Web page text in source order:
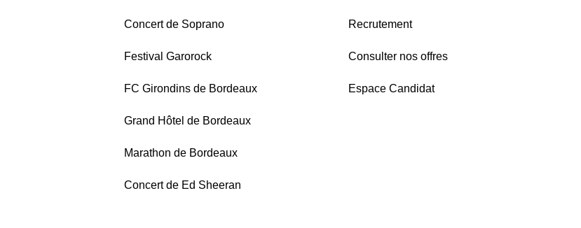
Concert de Soprano
Festival Garorock
FC Girondins de Bordeaux
Grand Hôtel de Bordeaux
Marathon de Bordeaux
Concert de Ed Sheeran
Recrutement
Consulter nos offres
Espace Candidat